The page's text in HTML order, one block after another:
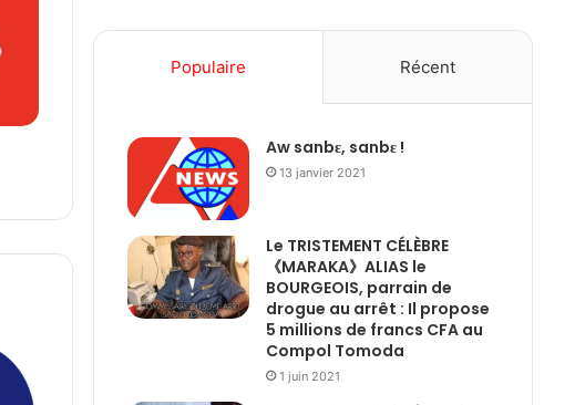
Populaire Récent
Aw sanbɛ, sanbɛ !
13 janvier 2021
Le TRISTEMENT CÉLÈBRE
《MARAKA》ALIAS le
BOURGEOIS, parrain de
drogue au arrêt : Il propose
5 millions de francs CFA au
Compol Tomoda
1 juin 2021